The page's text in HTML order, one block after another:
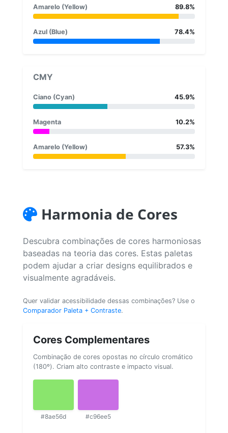
Amarelo (Yellow) 89.8%
Azul (Blue) 78.4%
CMY
Ciano (Cyan) 45.9%
Magenta 10.2%
Amarelo (Yellow) 57.3%
Harmonia de Cores
Descubra combinações de cores harmoniosas
baseadas na teoria das cores. Estas paletas
podem ajudar a criar designs equilibrados e
visualmente agradáveis.
Quer validar acessibilidade dessas combinações? Use o
Comparador Paleta + Contraste.
Cores Complementares
Combinação de cores opostas no círculo cromático
(180º). Criam alto contraste e impacto visual.
#8ae56d #c96ee5